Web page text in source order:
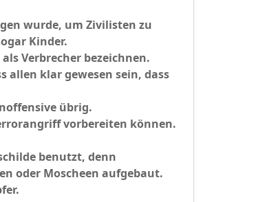
wurde, um Zivilisten zu
Kinder.
Verbrecher bezeichnen.
allen klar gewesen sein, dass
übrig.
vorbereiten können.
benutzt, denn
oder Moscheen aufgebaut.